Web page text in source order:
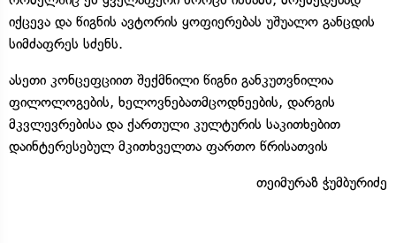
იქცევა და წიგნის ავტორის ყოფიერებას უშუალო განცდის
სიმძაფრეს სძენს.
ასეთი კონცეფციით შექმნილი წიგნი განკუთვნილია
ფილოლოგების, ხელოვნებათმცოდნეების, დარგის
მკვლევრებისა და ქართული კულტურის საკითხებით
დაინტერესებულ მკითხველთა ფართო წრისათვის
თეიმურაზ ჭუმბურიძე